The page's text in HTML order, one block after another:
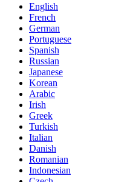
English
French
German
Portuguese
Spanish
Russian
Japanese
Korean
Arabic
Irish
Greek
Turkish
Italian
Danish
Romanian
Indonesian